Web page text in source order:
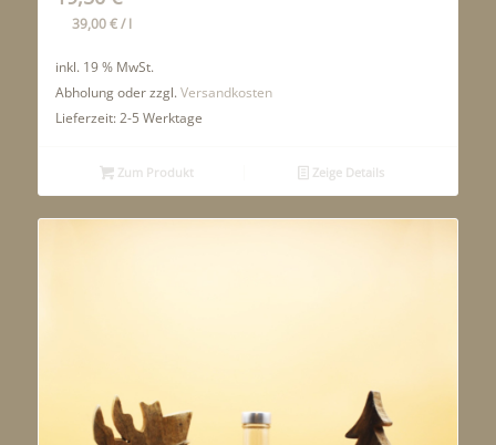
39,00€/l
inkl. 19 % MwSt.
Abholung oder zzgl. Versandkosten
Lieferzeit:2-5 Werktage
Zum Produkt Zeige Details